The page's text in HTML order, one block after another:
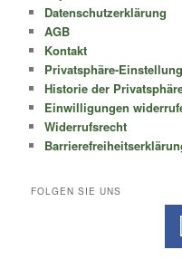
Datenschutzerklärung
AGB
Kontakt
Privatsphäre-
Historie der
Einwilligungen
Widerrufsrecht
FOLGEN SIE UNS